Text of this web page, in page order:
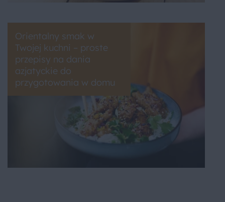
Orientalny smak w
Twojej kuchni – proste
przepisy na dania
azjatyckie do
przygotowania w domu